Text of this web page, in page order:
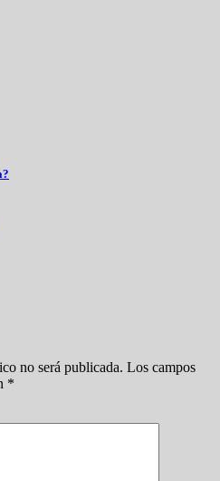
no será publicada. Los campos
*